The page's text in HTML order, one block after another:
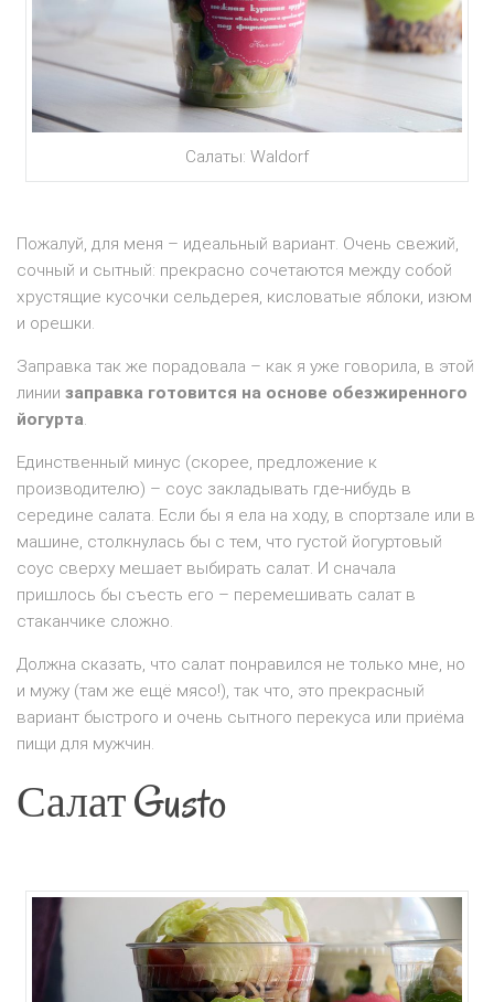
Салаты: Waldorf
Пожалуй, для меня – идеальный вариант. Очень свежий,
сочный и сытный: прекрасно сочетаются между собой
хрустящие кусочки сельдерея, кисловатые яблоки, изюм
и орешки.
Заправка так же порадовала – как я уже говорила, в этой
линии заправка готовится на основе обезжиренного
йогурта.
Единственный минус (скорее, предложение к
производителю) – соус закладывать где-нибудь в
середине салата. Если бы я ела на ходу, в спортзале или в
машине, столкнулась бы с тем, что густой йогуртовый
соус сверху мешает выбирать салат. И сначала
пришлось бы съесть его – перемешивать салат в
стаканчике сложно.
Должна сказать, что салат понравился не только мне, но
и мужу (там же ещё мясо!), так что, это прекрасный
вариант быстрого и очень сытного перекуса или приёма
пищи для мужчин.
Салат Gusto